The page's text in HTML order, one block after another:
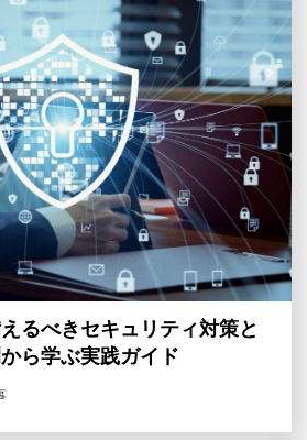
るべきセキュリティ対策と
ら学ぶ実践ガイド